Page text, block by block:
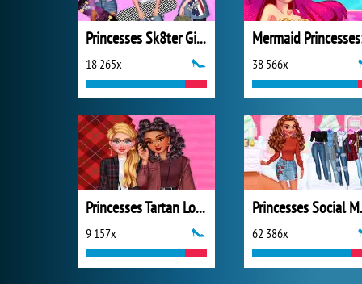
Princesses Sk8ter Girls
18 265x 38 566x
Princesses Tartan Love
9 157x 62 386x